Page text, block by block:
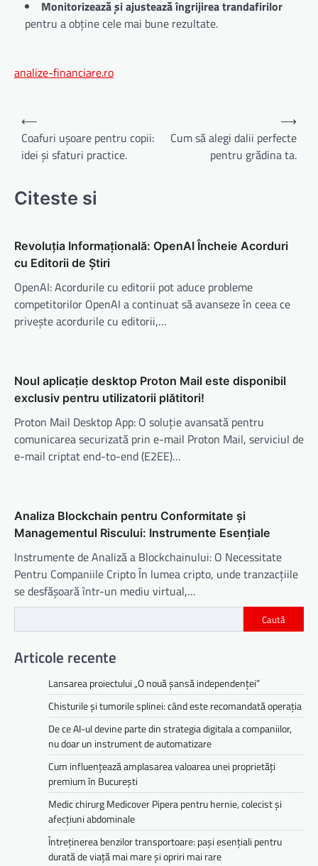
Monitorizează și ajustează îngrijirea trandafirilor
pentru a obține cele mai bune rezultate.
analize-financiare.ro
Navigare
în
articole
⟵
Coafuri ușoare pentru copii:
idei și sfaturi practice.
Cum să alegi dalii perfecte
pentru grădina ta.
⟶
Citeste si
Revoluția Informațională: OpenAI Încheie Acorduri
cu Editorii de Știri
OpenAI: Acordurile cu editorii pot aduce probleme
competitorilor OpenAI a continuat să avanseze în ceea ce
privește acordurile cu editorii,…
Noul aplicație desktop Proton Mail este disponibil
exclusiv pentru utilizatorii plătitori!
Proton Mail Desktop App: O soluție avansată pentru
comunicarea securizată prin e-mail Proton Mail, serviciul de
e-mail criptat end-to-end (E2EE)…
Analiza Blockchain pentru Conformitate și
Managementul Riscului: Instrumente Esențiale
Instrumente de Analiză a Blockchainului: O Necessitate
Pentru Companiile Cripto În lumea cripto, unde tranzacțiile
se desfășoară într-un mediu virtual,…
Caută
Articole recente
Lansarea proiectului „O nouă șansă independenței”
Chisturile și tumorile splinei: când este recomandată operația
De ce AI-ul devine parte din strategia digitala a companiilor,
nu doar un instrument de automatizare
Cum influențează amplasarea valoarea unei proprietăți
premium în București
Medic chirurg Medicover Pipera pentru hernie, colecist și
afecțiuni abdominale
Întreținerea benzilor transportoare: pași esențiali pentru
durată de viață mai mare și opriri mai rare